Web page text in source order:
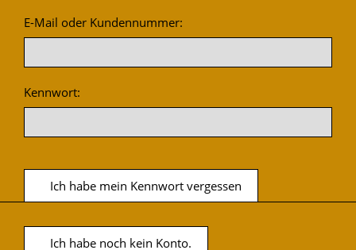
E-Mail oder Kundennummer:
Kennwort:
Ich habe mein Kennwort vergessen
Ich habe noch kein Konto.